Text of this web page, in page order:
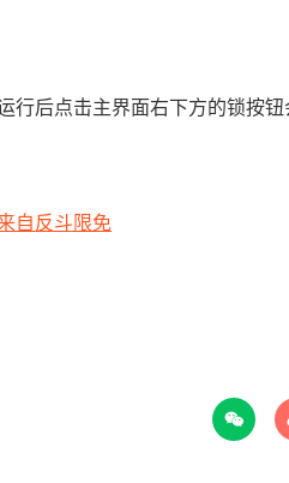
行后点击主界面右下方的锁按
自反斗限免
